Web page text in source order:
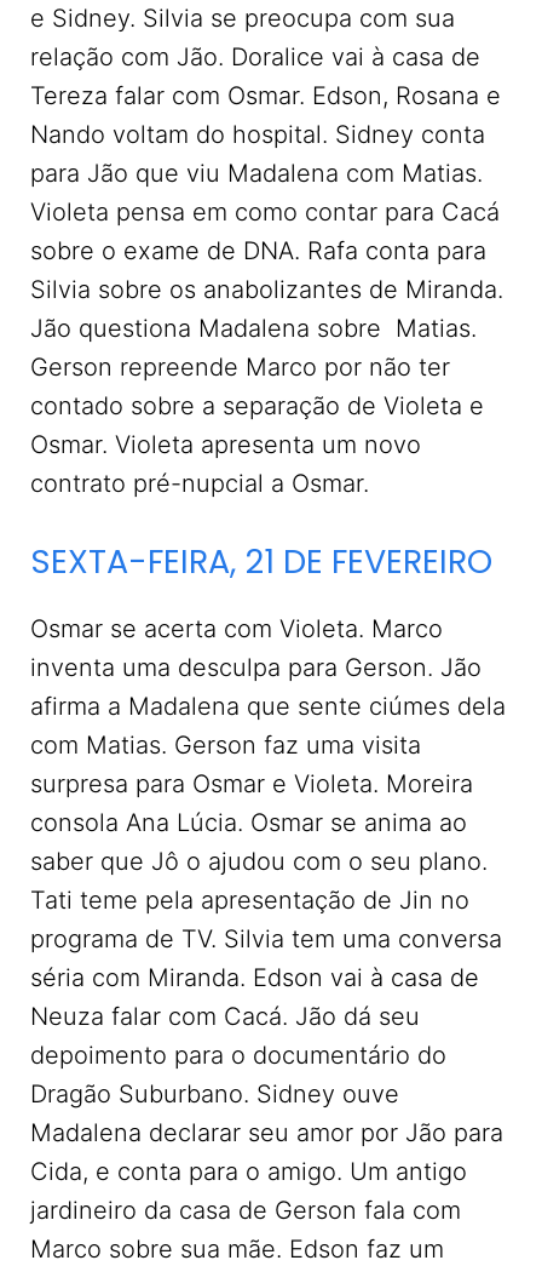
e Sidney. Silvia se preocupa com sua
relação com Jão. Doralice vai à casa de
Tereza falar com Osmar. Edson, Rosana e
Nando voltam do hospital. Sidney conta
para Jão que viu Madalena com Matias.
Violeta pensa em como contar para Cacá
sobre o exame de DNA. Rafa conta para
Silvia sobre os anabolizantes de Miranda.
Jão questiona Madalena sobre Matias.
Gerson repreende Marco por não ter
contado sobre a separação de Violeta e
Osmar. Violeta apresenta um novo
contrato pré-nupcial a Osmar.
SEXTA-FEIRA, 21 DE FEVEREIRO
Osmar se acerta com Violeta. Marco
inventa uma desculpa para Gerson. Jão
afirma a Madalena que sente ciúmes dela
com Matias. Gerson faz uma visita
surpresa para Osmar e Violeta. Moreira
consola Ana Lúcia. Osmar se anima ao
saber que Jô o ajudou com o seu plano.
Tati teme pela apresentação de Jin no
programa de TV. Silvia tem uma conversa
séria com Miranda. Edson vai à casa de
Neuza falar com Cacá. Jão dá seu
depoimento para o documentário do
Dragão Suburbano. Sidney ouve
Madalena declarar seu amor por Jão para
Cida, e conta para o amigo. Um antigo
jardineiro da casa de Gerson fala com
Marco sobre sua mãe. Edson faz um